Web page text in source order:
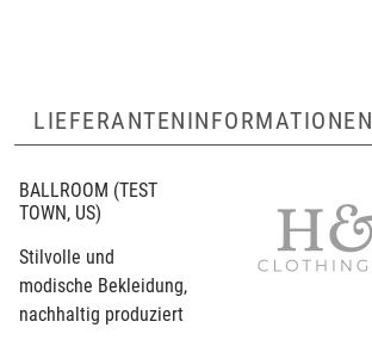
LIEFERANTENINFORMATIONEN
BALLROOM (TEST
TOWN, US)
Stilvolle und
modische Bekleidung,
nachhaltig produziert